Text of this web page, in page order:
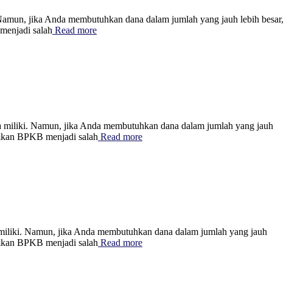
jika Anda membutuhkan dana dalam jumlah yang jauh lebih besar,
salah Read more
Namun, jika Anda membutuhkan dana dalam jumlah yang jauh
BPKB menjadi salah Read more
Namun, jika Anda membutuhkan dana dalam jumlah yang jauh
BPKB menjadi salah Read more